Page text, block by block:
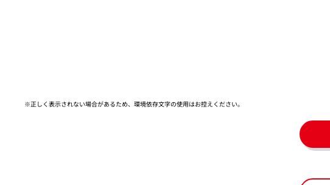
※正しく表示されない場合があるため、環境依存文字の使用はお控えください。​